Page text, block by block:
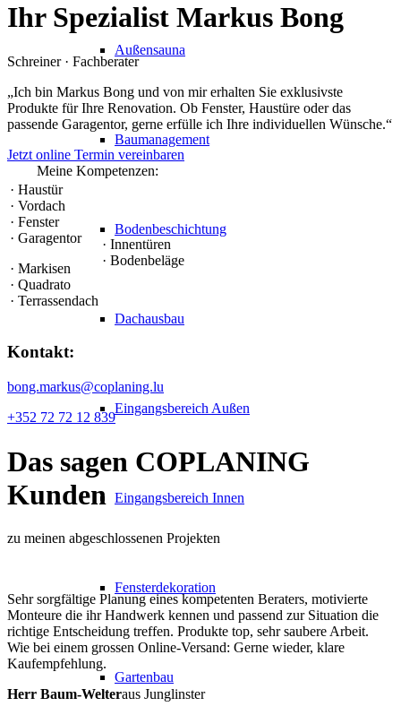
Außensauna
Baumanagement
Bodenbeschichtung
Dachausbau
Eingangsbereich Außen
Eingangsbereich Innen
Fensterdekoration
Gartenbau
Ihr Spezialist Markus Bong
Schreiner · Fachberater
„Ich bin Markus Bong und von mir erhalten Sie exklusivste
Produkte für Ihre Renovation. Ob Fenster, Haustüre oder das
passende Garagentor, gerne erfülle ich Ihre individuellen Wünsche.“
Jetzt online Termin vereinbaren
Meine Kompetenzen:
· Haustür
· Vordach
· Fenster
· Garagentor
· Markisen
· Quadrato
· Terrassendach
· Innentüren
· Bodenbeläge
Kontakt:
bong.markus@coplaning.lu
+352 72 72 12 839
Das sagen COPLANING
Kunden
zu meinen abgeschlossenen Projekten
Sehr sorgfältige Planung eines kompetenten Beraters, motivierte
Monteure die ihr Handwerk kennen und passend zur Situation die
richtige Entscheidung treffen. Produkte top, sehr saubere Arbeit.
Wie bei einem grossen Online-Versand: Gerne wieder, klare
Kaufempfehlung.
Herr Baum-Welteraus Junglinster